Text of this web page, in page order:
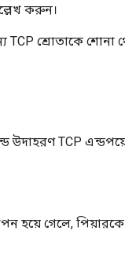
করুন।
TCP শ্রোতাকে শোনা
উদাহরণ TCP
হয়ে গেলে,